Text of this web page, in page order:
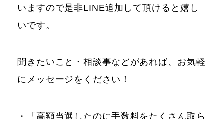
いますので是非LINE追加して頂けると嬉し
いです。
聞きたいこと・相談事などがあれば、お気軽
にメッセージをください！
・「高額当選したのに手数料をたくさん取ら